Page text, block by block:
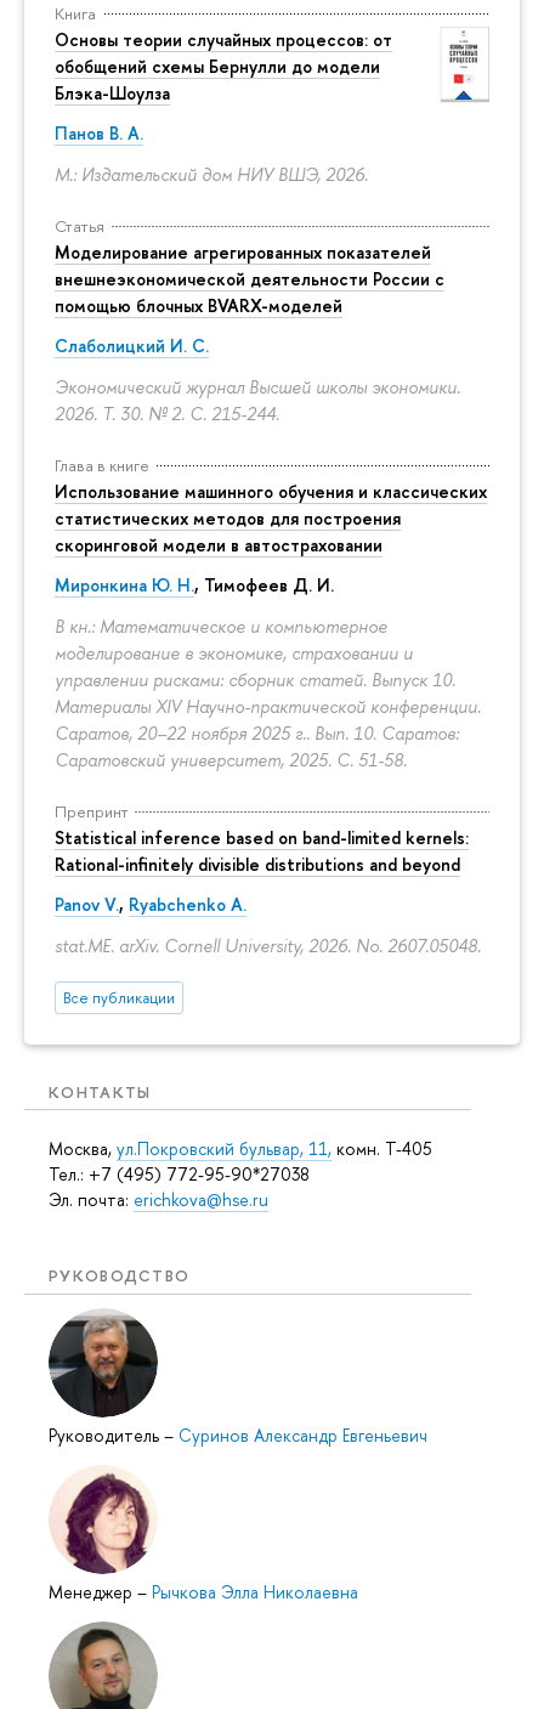
Книга
Основы теории случайных процессов: от
обобщений схемы Бернулли до модели
Блэка-Шоулза
Панов В. А.
М.: Издательский дом НИУ ВШЭ, 2026.
Статья
Моделирование агрегированных показателей
внешнеэкономической деятельности России с
помощью блочных BVARX-моделей
Слаболицкий И. С.
Экономический журнал Высшей школы экономики.
2026. Т. 30. № 2. С. 215-244.
Глава в книге
Использование машинного обучения и классических
статистических методов для построения
скоринговой модели в автостраховании
Миронкина Ю. Н., Тимофеев Д. И.
В кн.: Математическое и компьютерное
моделирование в экономике, страховании и
управлении рисками: сборник статей. Выпуск 10.
Материалы XIV Научно-практической конференции.
Саратов, 20–22 ноября 2025 г.. Вып. 10. Саратов:
Саратовский университет, 2025. С. 51-58.
Препринт
Statistical inference based on band-limited kernels:
Rational-infinitely divisible distributions and beyond
Panov V., Ryabchenko A.
stat.ME. arXiv. Cornell University, 2026. No. 2607.05048.
Все публикации
КОНТАКТЫ
Москва, ул.Покровский бульвар, 11, комн. Т-405
Тел.: +7 (495) 772-95-90*27038
Эл. почта: erichkova@hse.ru
РУКОВОДСТВО
Руководитель – Суринов Александр Евгеньевич
Менеджер – Рычкова Элла Николаевна